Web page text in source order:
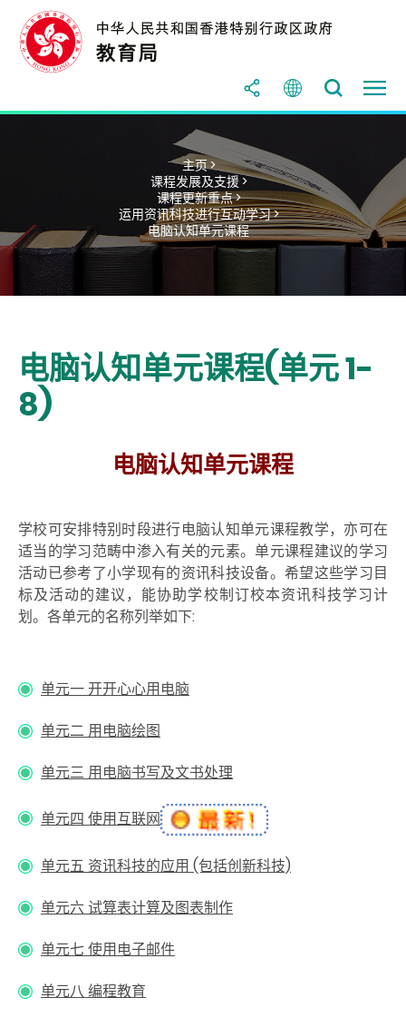
主页 >
课程发展及支援 >
课程更新重点 >
运用资讯科技进行互动学习 >
电脑认知单元课程
电脑认知单元课程(单元 1-
8)
电脑认知单元课程
学校可安排特别时段进行电脑认知单元课程教学，亦可在
适当的学习范畴中渗入有关的元素。单元课程建议的学习
活动已参考了小学现有的资讯科技设备。希望这些学习目
标及活动的建议，能协助学校制订校本资讯科技学习计
划。各单元的名称列举如下:
单元一 开开心心用电脑
单元二 用电脑绘图
单元三 用电脑书写及文书处理
单元四 使用互联网
单元五 资讯科技的应用 (包括创新科技)
单元六 试算表计算及图表制作
单元七 使用电子邮件
单元八 编程教育